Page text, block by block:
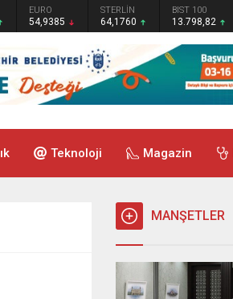
EURO
54,9385
STERLİN
64,1760
BIST 100
13.798,82
Teknoloji Magazin
MANŞETLER